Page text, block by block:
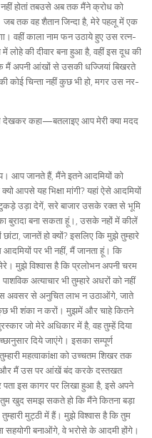
होतां तबउसे अब तक मैंने क्रोध को
तक वह शैतान जिन्दा है, मेरे पहलू में एक
वहीं काला नाम फन उठाये हुए उस रत्न-
लोहे की दीवार बना हुआ है, वहीं इस दूध की
मैं अपनी आंखों से उसकी धज्जियां बिखरते
कोई चिन्ता नहीं कुछ भी हो, मगर उस नर-
देखकर कहा—बतलाइए आप मेरी क्या मदद
आप जानते हैं, मैंने इतने आदमियों को
आपसे यह भिक्षा मांगी? यहां ऐसे आदमियों
टुकड़े उड़ा देगें, सरे बाजार उसके रक्त से भूमि
बुरादा बना सकता हूं।, उसके नहों में कीलें
जानतें हो क्यों? इसलिए कि मुझे तुम्हारे
पर भी नहीं, मैं जानता हूं। कि
मुझे विश्वास है कि प्रलोभन अपनी चरम
अत्याचार भी तुम्हारे अधरों को नहीं
अवसर से अनुचित लाभ न उठाओंगे, जाते
भी शंका न करों। मुझमें और चाहे कितने
जो मेरे अधिकार में है, वह तुम्हें दिया
दिये जाएंगे। इसका सम्पूर्ण
महत्वाकांक्षा को उच्चतम शिखर तक
और मैं उस पर आंखें बंद करके दस्तखत
पता इस कागर पर लिखा हुआ है, इसे अपने
खुद समझ सकते हो कि मैंने कितना बड़ा
मुट्ठी में हैं। मुझे विश्वास है कि तुम
सहयोगी बनाओंगे, वे भरोसे के आदमी होंगे।